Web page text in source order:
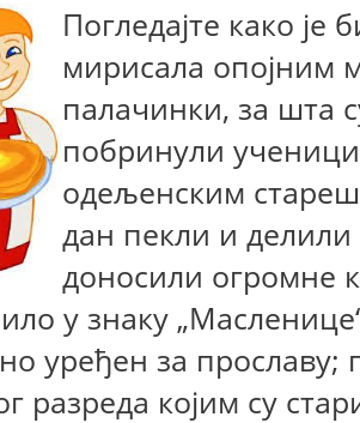
Погледајте како је
мирисала опојним
палачинки, за шта
побринули
одељенским
дан пекли и
доносили огромне
у знаку
уређен за прославу;
разреда којим су